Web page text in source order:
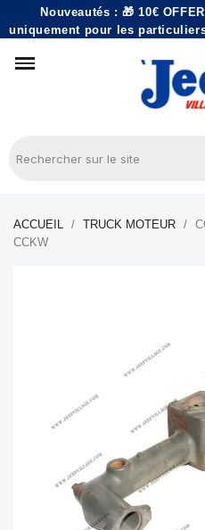
Nouveautés : 🎁 10€
uniquement pour les
ACCUEIL TRUCK MOTEUR
CCKW